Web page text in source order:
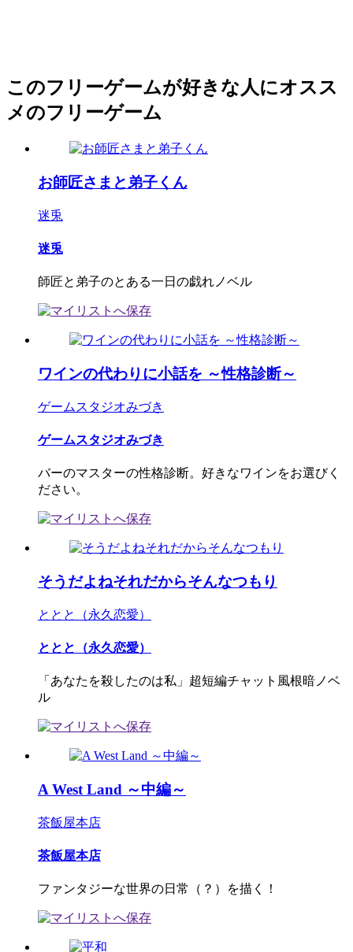
このフリーゲームが好きな人にオスス
メのフリーゲーム
お師匠さまと弟子くん
迷兎
迷兎
師匠と弟子のとある一日の戯れノベル
ワインの代わりに小話を ～性格診断～
ゲームスタジオみづき
ゲームスタジオみづき
バーのマスターの性格診断。好きなワインをお選びく
ださい。
そうだよねそれだからそんなつもり
ととと（永久恋愛）
ととと（永久恋愛）
「あなたを殺したのは私」超短編チャット風根暗ノベ
ル
A West Land ～中編～
茶飯屋本店
茶飯屋本店
ファンタジーな世界の日常（？）を描く！